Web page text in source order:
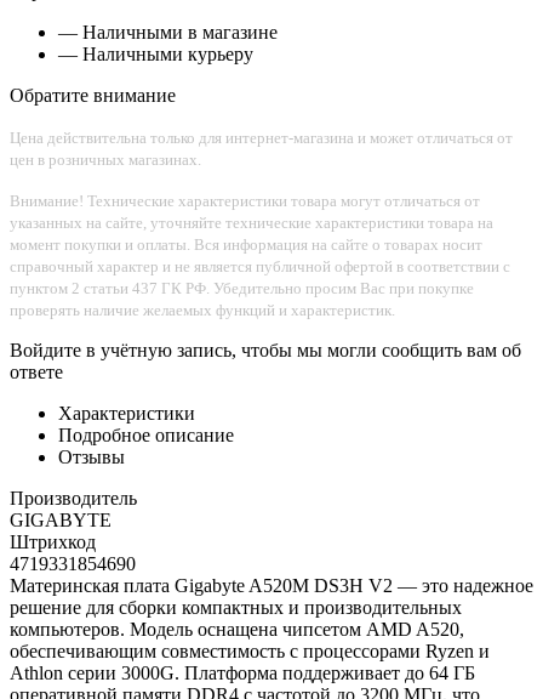
— Наличными в магазине
— Наличными курьеру
Обратите внимание
Цена действительна только для интернет-магазина и может отличаться от
цен в розничных магазинах.
Внимание! Технические характеристики товара могут отличаться от
указанных на сайте, уточняйте технические характеристики товара на
момент покупки и оплаты. Вся информация на сайте о товарах носит
справочный характер и не является публичной офертой в соответствии с
пунктом 2 статьи 437 ГК РФ. Убедительно просим Вас при покупке
проверять наличие желаемых функций и характеристик.
Войдите в учётную запись, чтобы мы могли сообщить вам об
ответе
Характеристики
Подробное описание
Отзывы
Производитель
GIGABYTE
Штрихкод
4719331854690
Материнская плата Gigabyte A520M DS3H V2 — это надежное
решение для сборки компактных и производительных
компьютеров. Модель оснащена чипсетом AMD A520,
обеспечивающим совместимость с процессорами Ryzen и
Athlon серии 3000G. Платформа поддерживает до 64 ГБ
оперативной памяти DDR4 с частотой до 3200 МГц, что